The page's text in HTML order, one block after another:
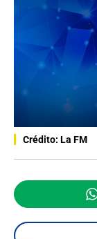
Crédito: La FM